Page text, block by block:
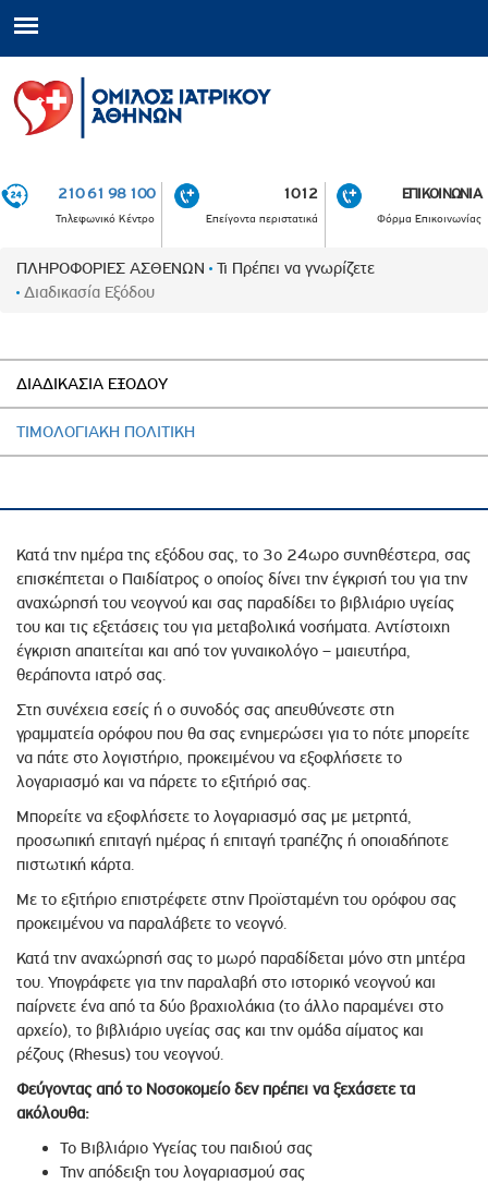
210 61 98 100
Τηλεφωνικό Κέντρο
1012
Επείγοντα περιστατικά
ΕΠΙΚΟΙΝΩΝΙΑ
Φόρμα Επικοινωνίας
ΠΛΗΡΟΦΟΡΙΕΣ ΑΣΘΕΝΩΝ
Τι Πρέπει να γνωρίζετε
Διαδικασία Εξόδου
ΔΙΑΔΙΚΑΣΙΑ ΕΞΟΔΟΥ
ΤΙΜΟΛΟΓΙΑΚΗ ΠΟΛΙΤΙΚΗ
Κατά την ημέρα της εξόδου σας, το 3ο 24ωρο συνηθέστερα, σας
επισκέπτεται ο Παιδίατρος ο οποίος δίνει την έγκρισή του για την
αναχώρησή του νεογνού και σας παραδίδει το βιβλιάριο υγείας
του και τις εξετάσεις του για μεταβολικά νοσήματα. Αντίστοιχη
έγκριση απαιτείται και από τον γυναικολόγο – μαιευτήρα,
θεράποντα ιατρό σας.
Στη συνέχεια εσείς ή ο συνοδός σας απευθύνεστε στη
γραμματεία ορόφου που θα σας ενημερώσει για το πότε μπορείτε
να πάτε στο λογιστήριο, προκειμένου να εξοφλήσετε το
λογαριασμό και να πάρετε το εξιτήριό σας.
Μπορείτε να εξοφλήσετε το λογαριασμό σας με μετρητά,
προσωπική επιταγή ημέρας ή επιταγή τραπέζης ή οποιαδήποτε
πιστωτική κάρτα.
Με το εξιτήριο επιστρέφετε στην Προϊσταμένη του ορόφου σας
προκειμένου να παραλάβετε το νεογνό.
Κατά την αναχώρησή σας το μωρό παραδίδεται μόνο στη μητέρα
του. Υπογράφετε για την παραλαβή στο ιστορικό νεογνού και
παίρνετε ένα από τα δύο βραχιολάκια (το άλλο παραμένει στο
αρχείο), το βιβλιάριο υγείας σας και την ομάδα αίματος και
ρέζους (Rhesus) του νεογνού.
Φεύγοντας από το Νοσοκομείο δεν πρέπει να ξεχάσετε τα
ακόλουθα:
Το Βιβλιάριο Υγείας του παιδιού σας
Την απόδειξη του λογαριασμού σας